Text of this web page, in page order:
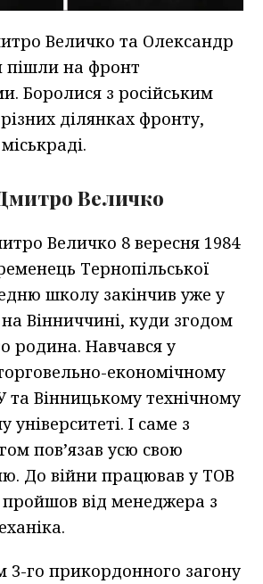
Величко та Олександр
пішли на фронт
Боролися з російським
ділянках фронту,
Величко
Величко 8 вересня 1984
Тернопільської
школу закінчив уже у
Вінниччині, куди згодом
родина. Навчався у
економічному
та Вінницькому технічному
університеті. І саме з
пов’язав усю свою
До війни працював у ТОВ
від менеджера з
3-го прикордонного загону